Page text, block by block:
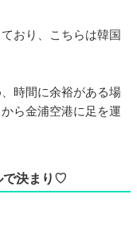
おり、こちらは韓国
時間に余裕がある場
ら金浦空港に足を運
で決まり♡